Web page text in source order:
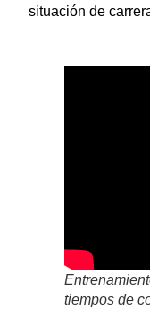
situación de
tiempos de